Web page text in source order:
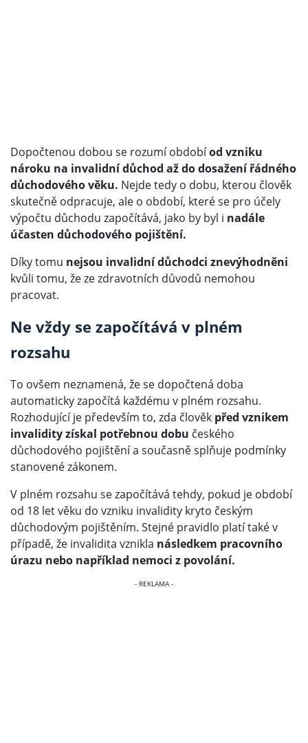
Dopočtenou dobou se rozumí obdobíod vzniku
nároku na invalidní důchod až do dosažení řádného
důchodového věku. Nejde tedy o dobu, kterou člověk
skutečně odpracuje, ale o období, které se pro účely
výpočtu důchodu započítává, jako by byl i nadále
účasten důchodového pojištění.
Díky tomu nejsou invalidní důchodci znevýhodněni
kvůli tomu, že ze zdravotních důvodů nemohou
pracovat.
Ne vždy se započítává v plném
rozsahu
To ovšem neznamená, že se dopočtená doba
automaticky započítá každému v plném rozsahu.
Rozhodující je především to, zda člověk před vznikem
invalidity získal potřebnou dobu českého
důchodového pojištění a současně splňuje podmínky
stanovené zákonem.
V plném rozsahu se započítává tehdy, pokud je období
od 18 let věku do vzniku invalidity kryto českým
důchodovým pojištěním. Stejné pravidlo platí také v
případě, že invalidita vznikla následkem pracovního
úrazu nebo například nemoci z povolání.